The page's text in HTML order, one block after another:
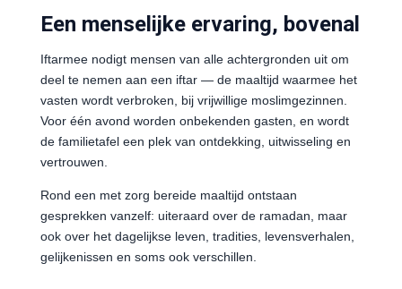
Een menselijke ervaring, bovenal
Iftarmee nodigt mensen van alle achtergronden uit om
deel te nemen aan een iftar — de maaltijd waarmee het
vasten wordt verbroken, bij vrijwillige moslimgezinnen.
Voor één avond worden onbekenden gasten, en wordt
de familietafel een plek van ontdekking, uitwisseling en
vertrouwen.
Rond een met zorg bereide maaltijd ontstaan
gesprekken vanzelf: uiteraard over de ramadan, maar
ook over het dagelijkse leven, tradities, levensverhalen,
gelijkenissen en soms ook verschillen.